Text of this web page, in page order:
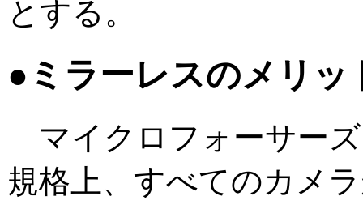
とする。
●ミラーレスのメリッ
マイクロフォーサー
規格上、すべてのカメ